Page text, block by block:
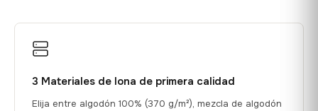
3 Materiales de lona de primera calidad
Elija entre algodón 100% (370 g/m²), mezcla de algodón